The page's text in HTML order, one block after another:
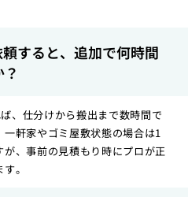
すると、追加で何時間
、仕分けから搬出まで数時間で
軒家やゴミ屋敷状態の場合は1
、事前の見積もり時にプロが正
。